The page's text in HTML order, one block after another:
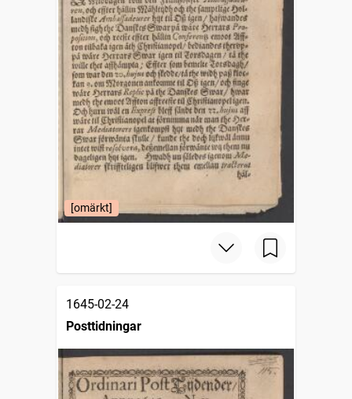
[omärkt]
1645-02-24
Posttidningar